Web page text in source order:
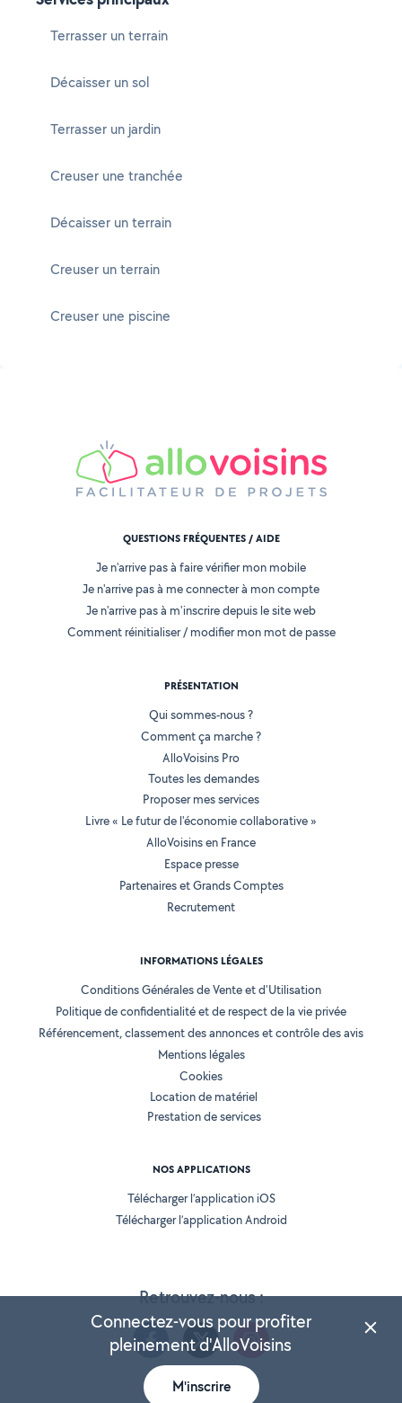
Terrasser un terrain
Décaisser un sol
Terrasser un jardin
Creuser une tranchée
Décaisser un terrain
Creuser un terrain
Creuser une piscine
Retrouvez-nous :
QUESTIONS FRÉQUENTES / AIDE
Je n'arrive pas à faire vérifier mon mobile
Je n'arrive pas à me connecter à mon compte
Je n'arrive pas à m'inscrire depuis le site web
Comment réinitialiser / modifier mon mot de passe
PRÉSENTATION
Qui sommes-nous ?
Comment ça marche ?
AlloVoisins Pro
Toutes les demandes
Proposer mes services
Livre « Le futur de l'économie collaborative »
AlloVoisins en France
Espace presse
Partenaires et Grands Comptes
Recrutement
INFORMATIONS LÉGALES
Conditions Générales de Vente et d'Utilisation
Politique de confidentialité et de respect de la vie privée
Référencement, classement des annonces et contrôle des avis
Mentions légales
Cookies
Location de matériel
Prestation de services
NOS APPLICATIONS
Télécharger l’application iOS
Télécharger l’application Android
Connectez-vous pour profiter
pleinement d'AlloVoisins
M'inscrire